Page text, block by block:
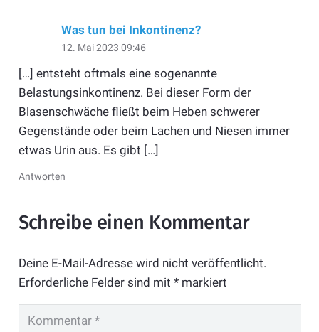
Was tun bei Inkontinenz?
12. Mai 2023 09:46
[…] entsteht oftmals eine sogenannte
Belastungsinkontinenz. Bei dieser Form der
Blasenschwäche fließt beim Heben schwerer
Gegenstände oder beim Lachen und Niesen immer
etwas Urin aus. Es gibt […]
Antworten
Schreibe einen Kommentar
Deine E-Mail-Adresse wird nicht veröffentlicht.
Erforderliche Felder sind mit *markiert